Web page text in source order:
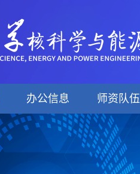
办公信息 师资队伍